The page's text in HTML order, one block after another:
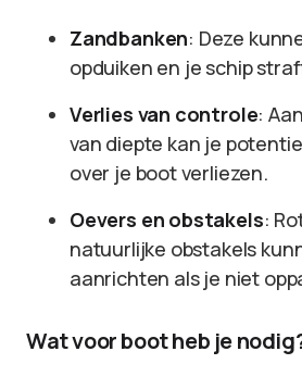
Zandbanken: Deze
opduiken en je schip
Verlies van controle:
van diepte kan je
over je boot verliezen.
Oevers en obstakels:
natuurlijke obstakels
aanrichten als je niet
Wat voor boot heb je